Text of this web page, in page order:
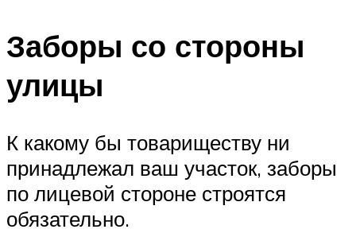
Заборы со стороны
улицы
К какому бы товариществу ни
принадлежал ваш участок, заборы
по лицевой стороне строятся
обязательно.